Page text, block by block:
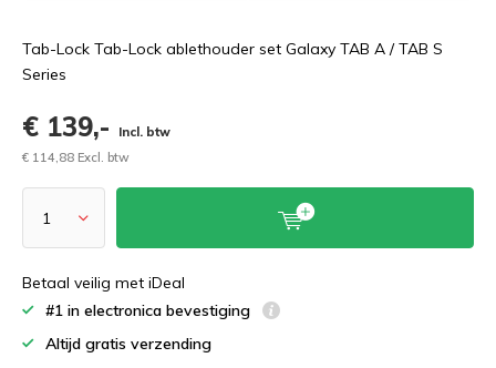
Tab-Lock Tab-Lock ablethouder set Galaxy TAB A / TAB S
Series
€ 139,-
Incl. btw
€ 114,88 Excl. btw
Betaal veilig met iDeal
#1 in electronica bevestiging
Altijd gratis verzending